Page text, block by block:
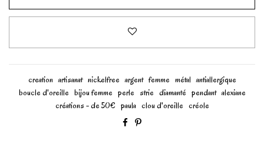
creation artisanat nickelfree argent femme métal antiallergique
boucle d'oreille bijou femme perle strie diamanté pendant alexiane
créations - de 50€ paula clou d'oreille créole